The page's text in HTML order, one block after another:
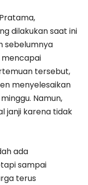
dilakukan saat ini
sebelumnya
tersebut,
menyelesaikan
Namun,
janji karena tidak
ada
sampai
terus